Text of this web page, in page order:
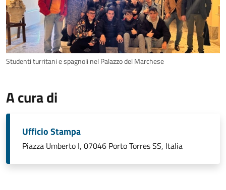
Studenti turritani e spagnoli nel Palazzo del Marchese
A cura di
Ufficio Stampa
Piazza Umberto I, 07046 Porto Torres SS, Italia